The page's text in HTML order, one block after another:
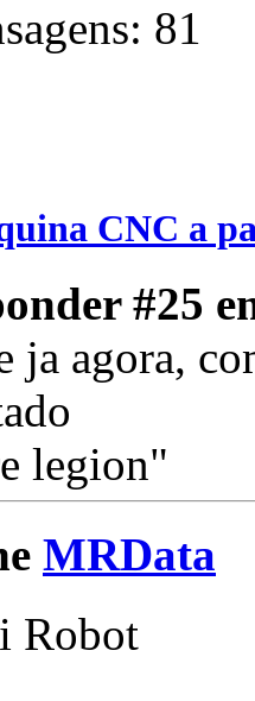
81
CNC a
#25
ja agora,
legion"
MRData
Robot